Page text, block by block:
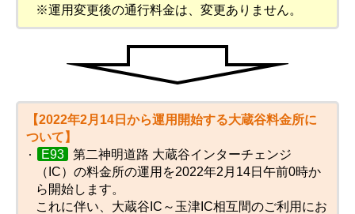
※運用変更後の通行料金は、変更ありません。
【2022年2月14日から運用開始する大蔵谷料金所に
ついて】
E93
第二神明道路 大蔵谷インターチェンジ
（IC）の料金所の運用を2022年2月14日午前0時か
ら開始します。
これに伴い、大蔵谷IC～玉津IC相互間のご利用にお